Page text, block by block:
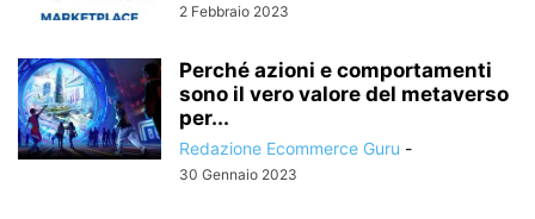
2 Febbraio 2023
Perché azioni e comportamenti
sono il vero valore del metaverso
per...
Redazione Ecommerce Guru -
30 Gennaio 2023